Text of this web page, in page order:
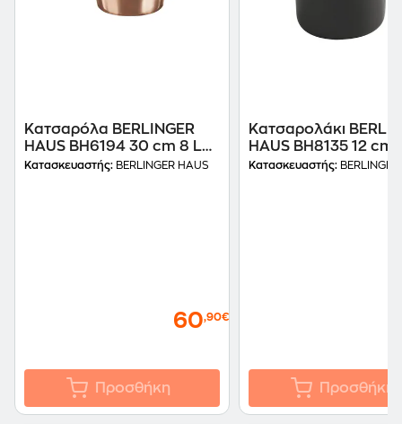
Κατσαρόλα BERLINGER
HAUS BH6194 30 cm 8 L
Rose Gold
Κατασκευαστής: BERLINGER HAUS
60,90€
Προσθήκη
Κατσαρολάκι
HAUS BH8135 12 cm
Ανθρακί
Κατασκευαστής:
Προσθήκη